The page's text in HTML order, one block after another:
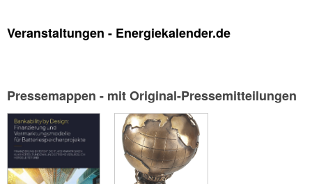
Veranstaltungen - Energiekalender.de
Pressemappen - mit Original-Pressemitteilungen